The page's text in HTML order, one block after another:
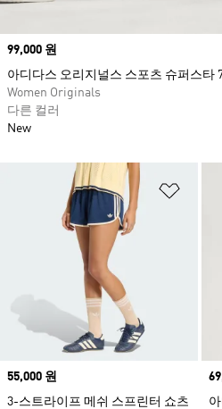
위시
Price
55,000 원
3-스트라이프 메쉬 스프린터 쇼츠
Price
99,000 원
아디다스 오리지널스 스포츠 슈퍼스타
Women Originals
다른 컬러
New